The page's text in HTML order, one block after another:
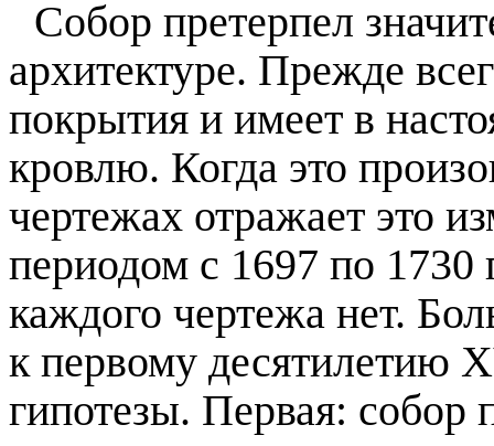
Собор претерпел
архитектуре. Прежде
покрытия и имеет в
кровлю. Когда это
чертежах отражает это
периодом с 1697 по 1730
каждого чертежа нет.
к первому десятилетию
гипотезы. Первая: собор